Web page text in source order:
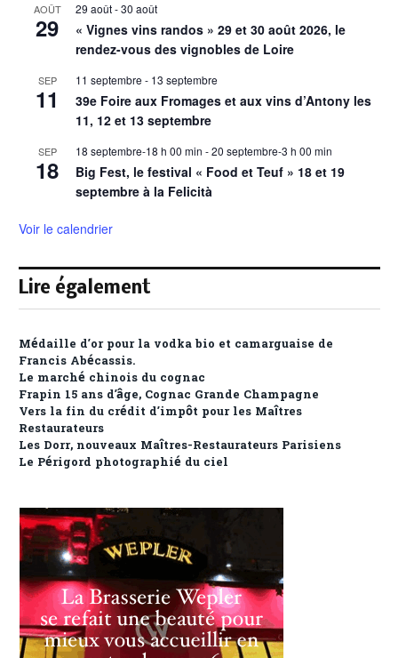
AOÛT
29
29 août-30 août
« Vignes vins randos » 29 et 30 août 2026, le
rendez-vous des vignobles de Loire
SEP
11
11 septembre - 13 septembre
39e Foire aux Fromages et aux vins d’Antony les
11, 12 et 13 septembre
SEP
18
18 septembre-18 h 00 min -20 septembre-3 h 00 min
Big Fest, le festival « Food et Teuf » 18 et 19
septembre à la Felicità
Voir le calendrier
Lire également
Médaille d’or pour la vodka bio et camarguaise de
Francis Abécassis.
Le marché chinois du cognac
Frapin 15 ans d’âge, Cognac Grande Champagne
Vers la fin du crédit d’impôt pour les Maîtres
Restaurateurs
Les Dorr, nouveaux Maîtres-Restaurateurs Parisiens
Le Périgord photographié du ciel